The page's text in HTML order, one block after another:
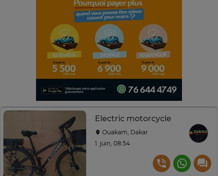
Electric motorcycle
Ouakam, Dakar
1. juin, 08:54